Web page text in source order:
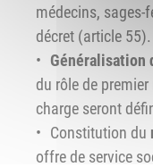
médecins, sages-
décret (article 55).
Généralisation
du rôle de
charge seront
Constitution du
offre de service